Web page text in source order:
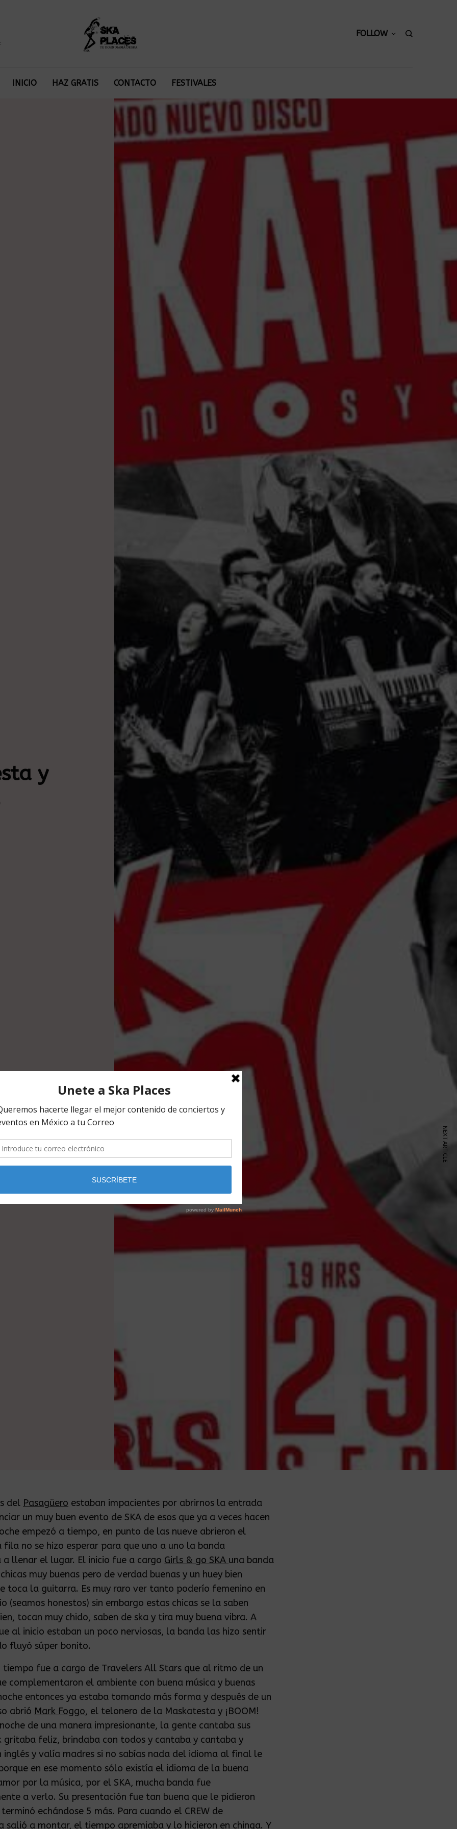
FOLLOW
INICIO HAZ GRATIS CONTACTO FESTIVALES
y
del Pasagüero estaban impacientes por abrirnos la entrada
un muy buen evento de SKA de esos que ya a veces hacen
empezó a tiempo, en punto de las nueve abrieron el
fila no se hizo esperar para que uno a uno la banda
a llenar el lugar. El inicio fue a cargo Girls & go SKA una banda
muy buenas pero de verdad buenas y un huey bien
toca la guitarra. Es muy raro ver tanto poderío femenino en
(seamos honestos) sin embargo estas chicas se la saben
tocan muy chido, saben de ska y tira muy buena vibra. A
al inicio estaban un poco nerviosas, la banda las hizo sentir
fluyó súper bonito.
tiempo fue a cargo de Travelers All Stars que al ritmo de un
complementaron el ambiente con buena música y buenas
entonces ya estaba tomando más forma y después de un
abrió Mark Foggo, el telonero de la Maskatesta y ¡BOOM!
de una manera impresionante, la gente cantaba sus
gritaba feliz, brindaba con todos y cantaba y cantaba y
inglés y valía madres si no sabías nada del idioma al final le
en ese momento sólo existía el idioma de la buena
por la música, por el SKA, mucha banda fue
a verlo. Su presentación fue tan buena que le pidieron
echándose 5 más. Para cuando el CREW de
salió a montar, el tiempo apremiaba y lo hicieron en chinga. Y
NEXT ARTICLE